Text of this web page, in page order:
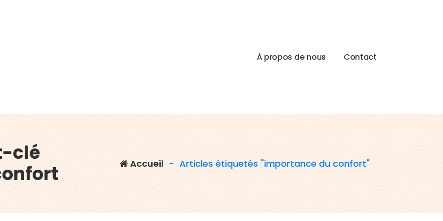
À propos de nous Contact
clé
Accueil - Articles étiquetés "importance du confort"